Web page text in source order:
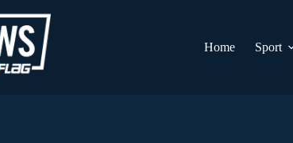
Home
Sport